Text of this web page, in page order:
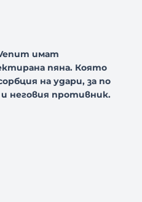
имат
пяна. Която
на удари, за по
неговия противник.